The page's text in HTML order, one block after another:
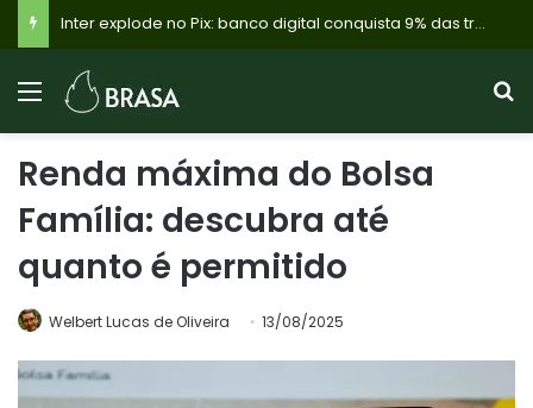
Inter explode no Pix: banco digital conquista 9% das transações e revoluciona finanças com tecnologia
Renda máxima do Bolsa
Família: descubra até
quanto é permitido
Welbert Lucas de Oliveira 13/08/2025